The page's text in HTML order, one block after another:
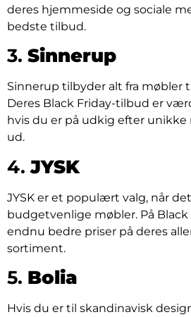
deres hjemmeside og sociale
bedste tilbud.
3. Sinnerup
Sinnerup tilbyder alt fra møbler
Deres Black Friday-tilbud er
hvis du er på udkig efter unikke
ud.
4.JYSK
JYSK er et populært valg, når
budgetvenlige møbler. På
endnu bedre priser på deres
sortiment.
5. Bolia
Hvis du er til skandinavisk